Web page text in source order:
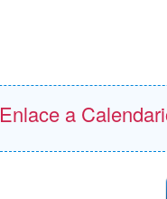
Enlace a